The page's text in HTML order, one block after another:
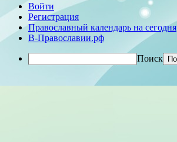
Войти
Регистрация
Православный календарь на сегодня
В-Православии.рф
Поиск